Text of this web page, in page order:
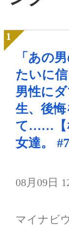
「あの
たいに
男性に
生、後
て……【
女達。
08月09日
マイナビ